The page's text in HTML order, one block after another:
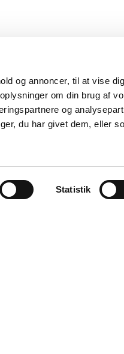
og annoncer, til at vise
om din brug af
og
du har givet dem, eller
Statistik